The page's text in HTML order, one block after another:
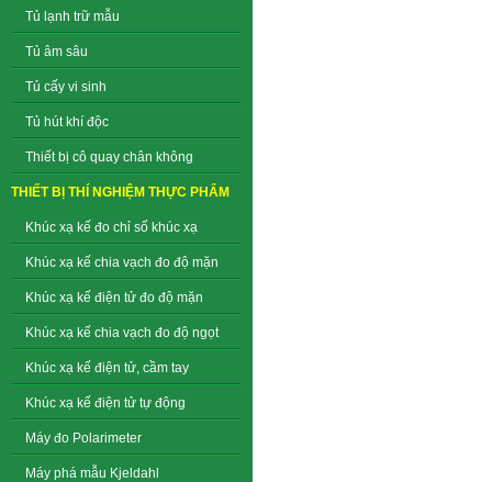
Tủ lạnh trữ mẫu
Tủ âm sâu
Tủ cấy vi sinh
Tủ hút khí độc
Thiết bị cô quay chân không
THIẾT BỊ THÍ NGHIỆM THỰC PHẨM
Khúc xạ kế đo chỉ số khúc xạ
Khúc xạ kế chia vạch đo độ mặn
Khúc xạ kế điện tử đo độ mặn
Khúc xạ kế chia vạch đo độ ngọt
Khúc xạ kế điện tử, cầm tay
Khúc xạ kế điện tử tự động
Máy đo Polarimeter
Máy phá mẫu Kjeldahl